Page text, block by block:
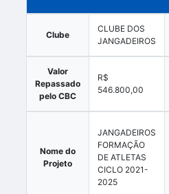
Clube
CLUBE DOS
JANGADEIROS
Valor
Repassado
pelo CBC
R$
546.800,00
Nome do
Projeto
JANGADEIROS
FORMAÇÃO
DE ATLETAS
CICLO 2021-
2025